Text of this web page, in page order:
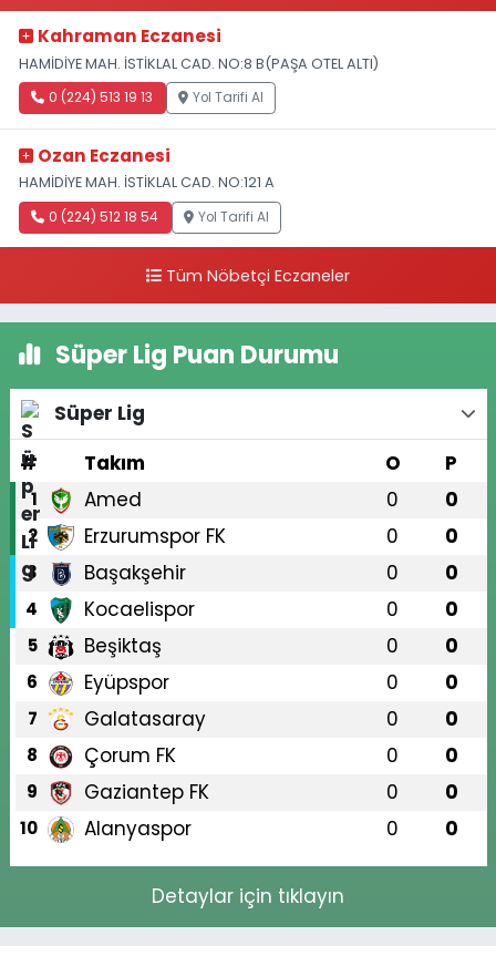
Kahraman Eczanesi
HAMİDİYE MAH. İSTİKLAL CAD. NO:8 B(PAŞA OTEL ALTI)
0 (224) 513 19 13 Yol Tarifi Al
Ozan Eczanesi
HAMİDİYE MAH. İSTİKLAL CAD. NO:121 A
0 (224) 512 18 54 Yol Tarifi Al
Tüm Nöbetçi Eczaneler
Süper Lig Puan Durumu
Süper Lig
#
Takım O P
1 Amed 0 0
2 Erzurumspor FK 0 0
3 Başakşehir 0 0
4 Kocaelispor 0 0
5 Beşiktaş 0 0
6 Eyüpspor 0 0
7 Galatasaray 0 0
8 Çorum FK 0 0
9 Gaziantep FK 0 0
10 Alanyaspor 0 0
Detaylar için tıklayın